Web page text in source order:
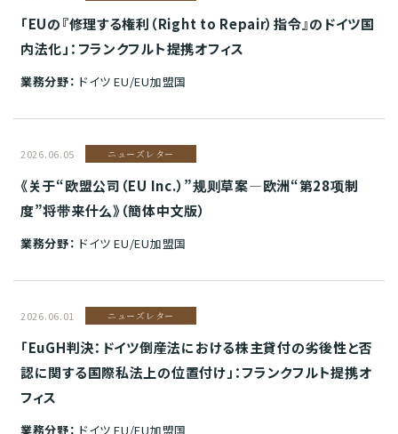
「EUの『修理する権利（Right to Repair）指令』のドイツ国
内法化」：フランクフルト提携オフィス
業務分野： ドイツ EU/EU加盟国
2026.06.05 ニューズレター
《关于“欧盟公司（EU Inc.）”规则草案—欧洲“第28项制
度”将带来什么》（簡体中文版）
業務分野： ドイツ EU/EU加盟国
2026.06.01 ニューズレター
「EuGH判決：ドイツ倒産法における株主貸付の劣後性と否
認に関する国際私法上の位置付け」：フランクフルト提携オ
フィス
業務分野： ドイツ EU/EU加盟国